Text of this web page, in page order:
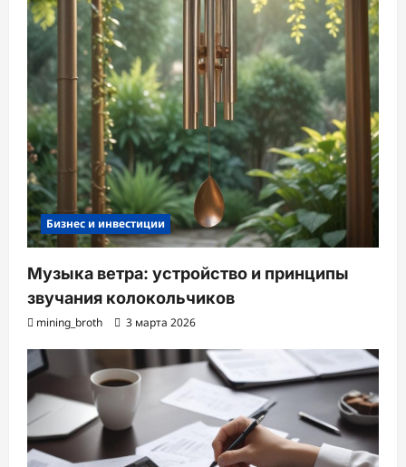
Бизнес и инвестиции
Музыка ветра: устройство и принципы
звучания колокольчиков
mining_broth 3 марта 2026